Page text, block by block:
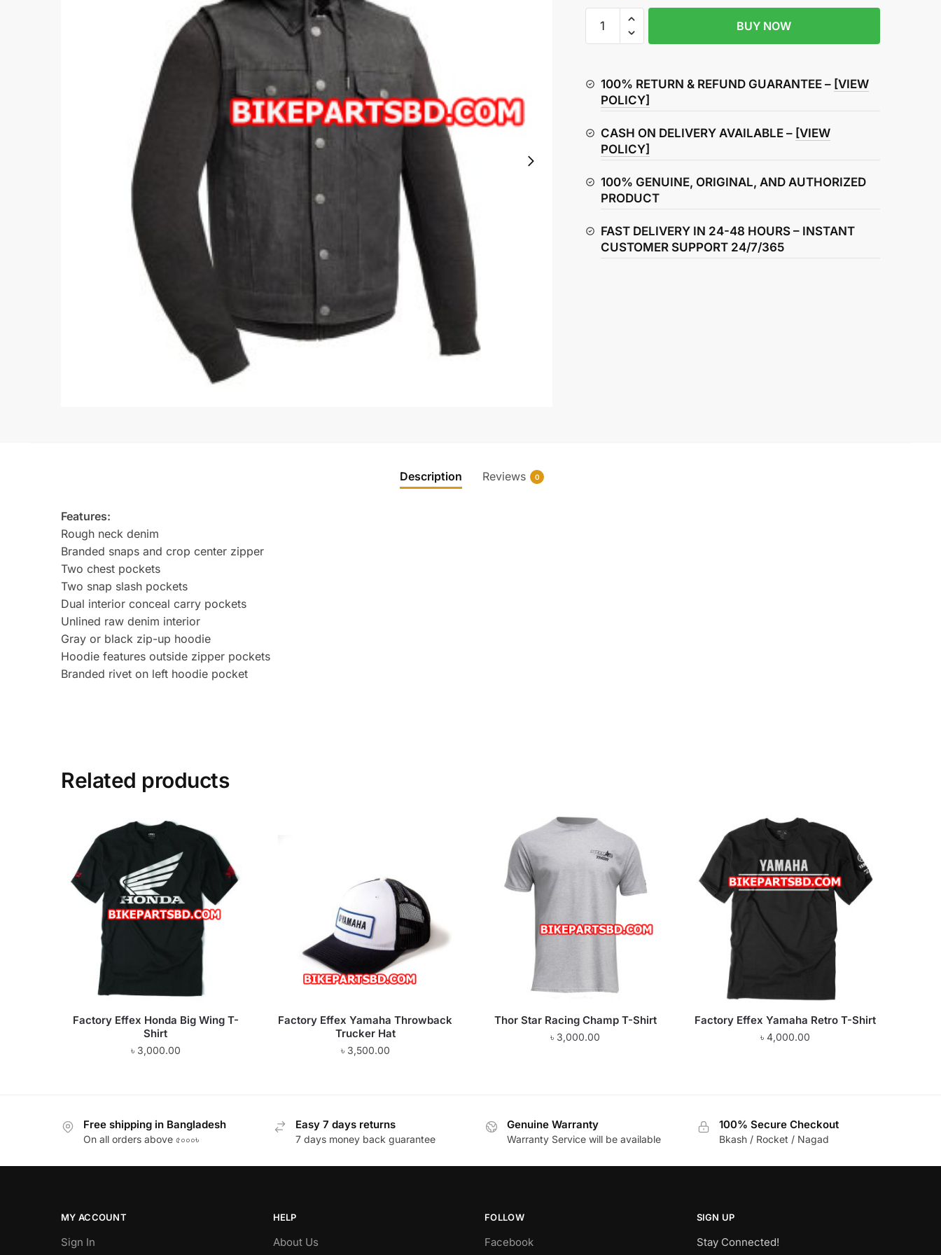
Manufacturing
With
Hoody
BUY NOW
100% RETURN & REFUND GUARANTEE – [VIEW
POLICY]
CASH ON DELIVERY AVAILABLE – [VIEW
POLICY]
100% GENUINE, ORIGINAL, AND AUTHORIZED
PRODUCT
FAST DELIVERY IN 24-48 HOURS – INSTANT
CUSTOMER SUPPORT 24/7/365
Description Reviews 0
Features:
Rough neck denim
Branded snaps and crop center zipper
Two chest pockets
Two snap slash pockets
Dual interior conceal carry pockets
Unlined raw denim interior
Gray or black zip-up hoodie
Hoodie features outside zipper pockets
Branded rivet on left hoodie pocket
Related products
Factory Effex Honda Big Wing T-
Shirt
৳ 3,000.00
Factory Effex Yamaha Throwback
Trucker Hat
৳ 3,500.00
Thor Star Racing Champ T-Shirt
৳ 3,000.00
Factory Effex Yamaha Retro T-Shirt
৳4,000.00
Free shipping in Bangladesh
On all orders above ৫০০০৳
Easy 7 days returns
7 days money back guarantee
Genuine Warranty
Warranty Service will be available
100% Secure Checkout
Bkash / Rocket / Nagad
MY ACCOUNT
Sign In
HELP
About Us
FOLLOW
Facebook
SIGN UP
Stay Connected!